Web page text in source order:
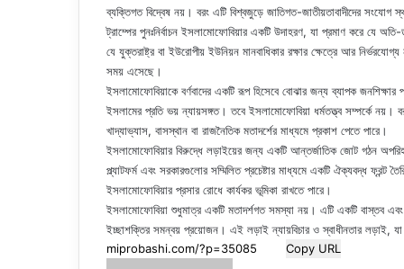
ব্যক্তিগত বিদ্বেষ নয়। বরং এটি বিশ্বজুড়ে জাতিগত-জাতীয়তাবাদীদের সংযোগ
ট্রাম্পের পুনঃনির্বাচন ইসলামোফোবিয়ার একটি উদাহরণ, যা প্রমাণ করে যে
যে যুক্তরাষ্ট্র বা ইউরোপীয় ইউনিয়ন মানবাধিকার রক্ষার ক্ষেত্রে আর
সময় এসেছে।
ইসলামোফোবিয়াকে বর্ণবাদের একটি রূপ হিসেবে বোঝার জন্য ব্যাপক
ইসলামের প্রতি ভয় ন্যায়সঙ্গত। তবে ইসলামোফোবিয়া ধর্মতত্ত্ব সম্পর্কে
খাদ্যাভ্যাস, বাসস্থান বা রাজনৈতিক মতাদর্শের মাধ্যমে প্রকাশ পেতে পারে।
ইসলামোফোবিয়ার বিরুদ্ধে লড়াইয়ের জন্য একটি আন্তর্জাতিক জোট গঠন
প্ল্যাটফর্ম এবং সরকারগুলোর সম্মিলিত প্রচেষ্টার মাধ্যমে একটি ঐক্যবদ্ধ ফ্রন্ট
ইসলামোফোবিয়ার প্রসার রোধে কার্যকর ভূমিকা রাখতে পারে।
ইসলামোফোবিয়া শুধুমাত্র একটি মতাদর্শগত সমস্যা নয়। এটি একটি বাস্তব
ইচ্ছাশক্তির সমন্বয় প্রয়োজন। এই লড়াই ন্যায়বিচার ও স্বাধীনতার লড়াই, যা
Copy URL